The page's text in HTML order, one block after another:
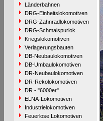
Länderbahnen
DRG-Einheitslokomotiven
DRG-Zahnradlokomotiven
DRG-Schmalspurlok.
Kriegslokomotiven
Verlagerungsbauten
DB-Neubaulokomotiven
DB-Umbaulokomotiven
DR-Neubaulokomotiven
DR-Rekolokomotiven
DR - "6000er"
ELNA-Lokomotiven
Industrielokomotiven
Feuerlose Lokomotiven